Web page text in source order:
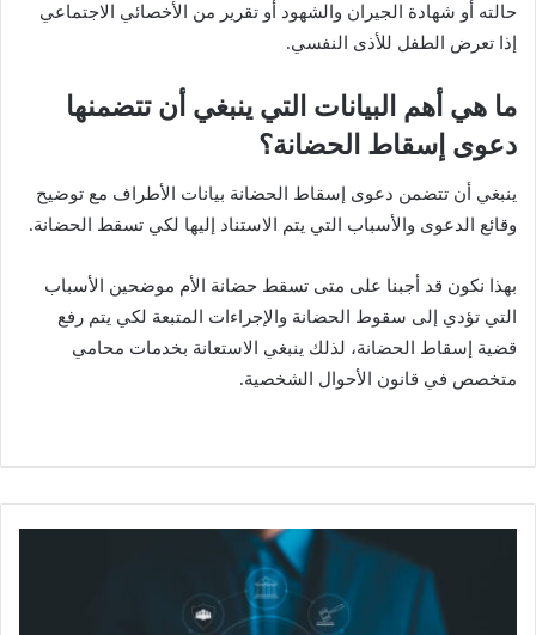
حالته أو شهادة الجيران والشهود أو تقرير من الأخصائي الاجتماعي
إذا تعرض الطفل للأذى النفسي.
ما هي أهم البيانات التي ينبغي أن تتضمنها
دعوى إسقاط الحضانة؟
ينبغي أن تتضمن دعوى إسقاط الحضانة بيانات الأطراف مع توضيح
وقائع الدعوى والأسباب التي يتم الاستناد إليها لكي تسقط الحضانة.
بهذا نكون قد أجبنا على متى تسقط حضانة الأم موضحين الأسباب
التي تؤدي إلى سقوط الحضانة والإجراءات المتبعة لكي يتم رفع
قضية إسقاط الحضانة، لذلك ينبغي الاستعانة بخدمات محامي
متخصص في قانون الأحوال الشخصية.